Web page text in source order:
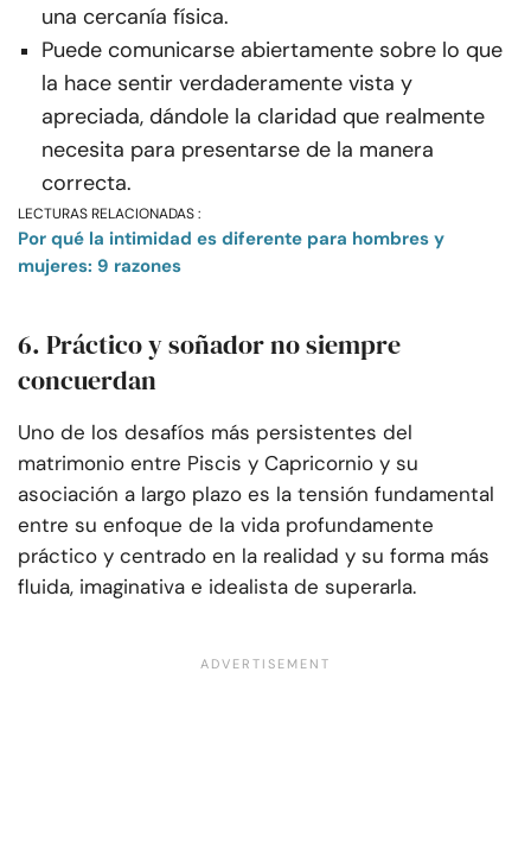
una cercanía física.
Puede comunicarse abiertamente sobre lo que
la hace sentir verdaderamente vista y
apreciada, dándole la claridad que realmente
necesita para presentarse de la manera
correcta.
LECTURAS RELACIONADAS :
Por qué la intimidad es diferente para hombres y
mujeres: 9 razones
6. Práctico y soñador no siempre
concuerdan
Uno de los desafíos más persistentes del
matrimonio entre Piscis y Capricornio y su
asociación a largo plazo es la tensión fundamental
entre su enfoque de la vida profundamente
práctico y centrado en la realidad y su forma más
fluida, imaginativa e idealista de superarla.